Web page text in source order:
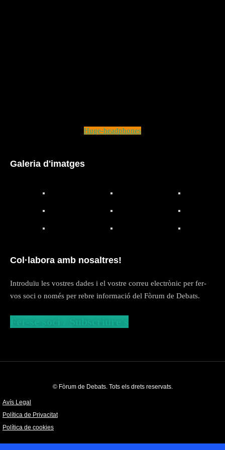
Huge-headphones
Galeria d'imatges
Col·labora amb nosaltres!
Introduïu les vostres dades i el vostre correu electrònic per fer-
vos soci o només per rebre informació del Fòrum de Debats.
Fer-se soci / Subscriure's
© Fòrum de Debats. Tots els drets reservats.
Avís Legal
Política de Privacitat
Política de cookies